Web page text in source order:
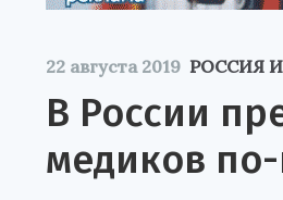
22 августа 2019 РОССИЯ
В России
медиков